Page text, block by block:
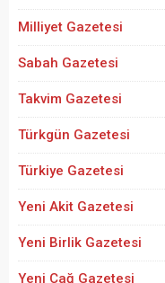
Milliyet Gazetesi
Sabah Gazetesi
Takvim Gazetesi
Türkgün Gazetesi
Türkiye Gazetesi
Yeni Akit Gazetesi
Yeni Birlik Gazetesi
Yeni Çağ Gazetesi